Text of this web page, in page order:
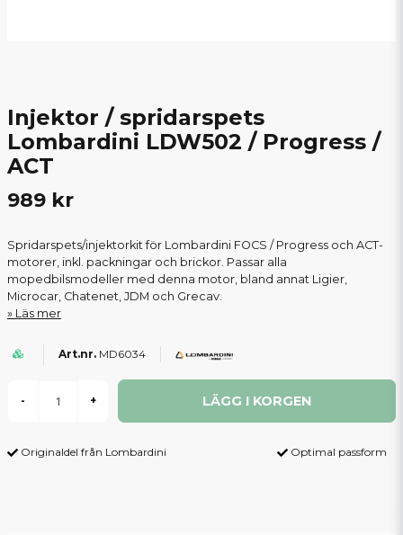
Injektor / spridarspets
Lombardini LDW502 / Progress /
ACT
989 kr
Spridarspets/injektorkit för Lombardini FOCS / Progress och ACT-
motorer, inkl. packningar och brickor. Passar alla
mopedbilsmodeller med denna motor, bland annat Ligier,
Microcar, Chatenet, JDM och Grecav.
Läs mer
MD6034
- + LÄGG I KORGEN
Originaldel från Lombardini Optimal passform